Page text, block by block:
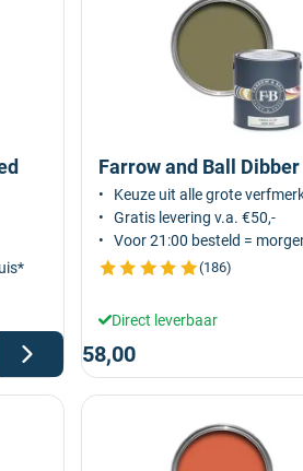
Farrow and Ball
Keuze uit alle grote
Gratis levering v.a. €50,-
Voor 21:00 besteld =
(186)
Direct leverbaar
58,00